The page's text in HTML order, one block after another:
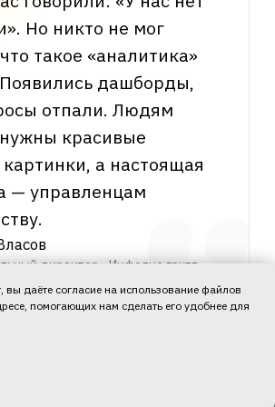
вы даёте согласие на использование файлов
помогающих нам сделать его удобнее для
и спорили,
+ 1С)
одной структуре
языке»
теряетебез
точную сумму,